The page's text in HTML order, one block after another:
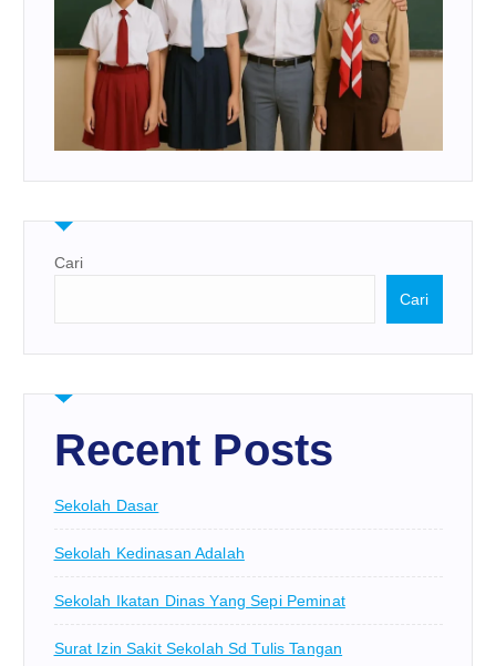
Cari
Cari
Recent Posts
Sekolah Dasar
Sekolah Kedinasan Adalah
Sekolah Ikatan Dinas Yang Sepi Peminat
Surat Izin Sakit Sekolah Sd Tulis Tangan